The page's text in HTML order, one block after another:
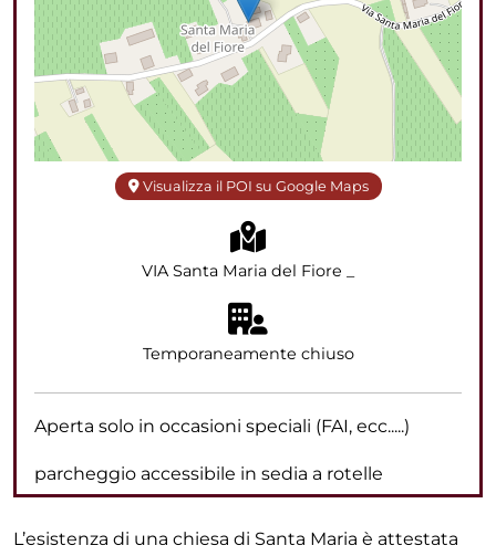
Visualizza il POI su Google Maps
VIA Santa Maria del Fiore _
Temporaneamente chiuso
Aperta solo in occasioni speciali (FAI, ecc.....)
parcheggio accessibile in sedia a rotelle
L’esistenza di una chiesa di Santa Maria è attestata